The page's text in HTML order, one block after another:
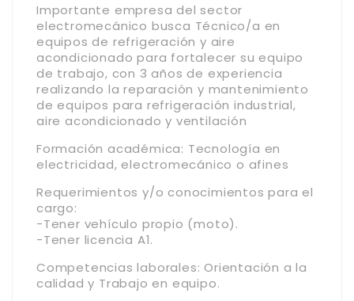
Importante empresa del sector
electromecánico busca Técnico/a en
equipos de refrigeración y aire
acondicionado para fortalecer su equipo
de trabajo, con 3 años de experiencia
realizando la reparación y mantenimiento
de equipos para refrigeración industrial,
aire acondicionado y ventilación
Formación académica: Tecnología en
electricidad, electromecánico o afines
Requerimientos y/o conocimientos para el
cargo:
-Tener vehículo propio (moto).
-Tener licencia A1.
Competencias laborales: Orientación a la
calidad y Trabajo en equipo.